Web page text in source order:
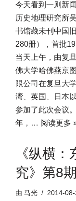
今天看到一则新
历史地理研究所
书馆藏未刊中国
280册），首批
当天上午，由复
佛大学哈佛燕京
限公司在复旦大
湾、英国、日本
参加了此次会议
年，… 阅读更多
《纵横
究》第8
由 马光 2014-08-